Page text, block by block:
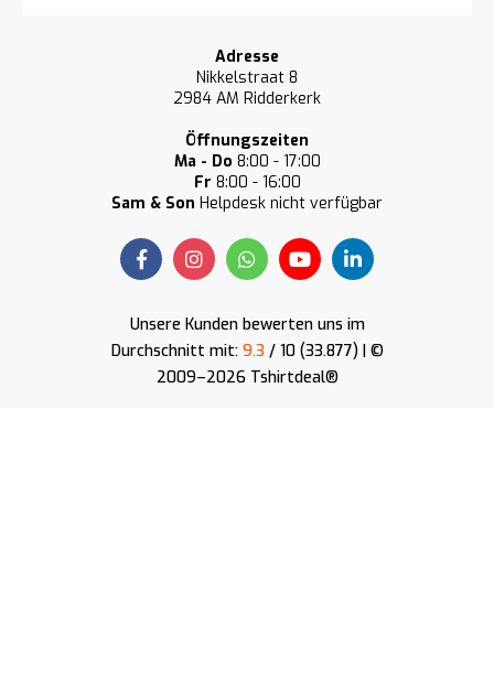
Adresse
Nikkelstraat 8
2984 AM Ridderkerk
Öffnungszeiten
Ma - Do 8:00 - 17:00
Fr 8:00 - 16:00
Sam & Son Helpdesk nicht verfügbar
Unsere Kunden bewerten uns im
Durchschnitt mit: 9.3 / 10 (33.877) | ©
2009–2026 Tshirtdeal®